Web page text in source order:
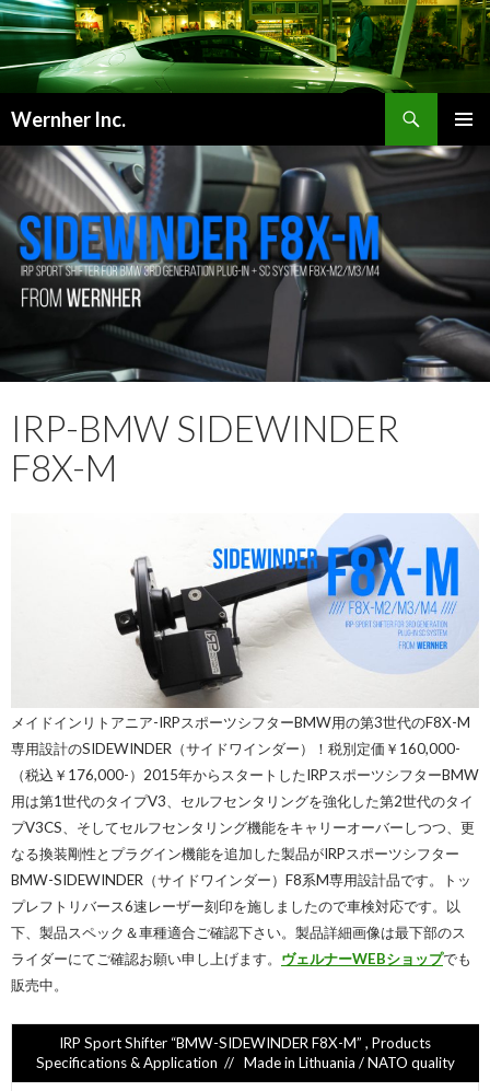
Wernher Inc.
索
メインメ
ニュー
ン
テ
ツ
へ
ス
キ
IRP-BMW SIDEWINDER
F8X-M
メイドインリトアニア-IRPスポーツシフターBMW用の第3世代のF8X-M
専用設計のSIDEWINDER（サイドワインダー）！税別定価￥160,000-
（税込￥176,000-）2015年からスタートしたIRPスポーツシフターBMW
用は第1世代のタイプV3、セルフセンタリングを強化した第2世代のタイ
プV3CS、そしてセルフセンタリング機能をキャリーオーバーしつつ、更
なる換装剛性とプラグイン機能を追加した製品がIRPスポーツシフター
BMW-SIDEWINDER（サイドワインダー）F8系M専用設計品です。トッ
プレフトリバース6速レーザー刻印を施しましたので車検対応です。以
下、製品スペック＆車種適合ご確認下さい。製品詳細画像は最下部のス
ライダーにてご確認お願い申し上げます。 ヴェルナーWEBショップでも
販売中。
IRP Sport Shifter “BMW-SIDEWINDER F8X-M” , Products
Specifications & Application // Made in Lithuania / NATO quality